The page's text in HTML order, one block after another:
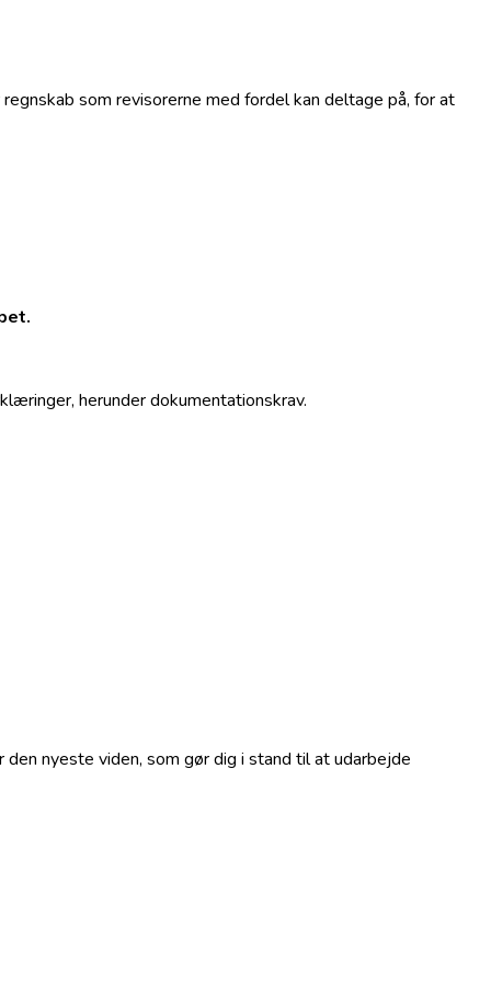
som revisorerne med fordel kan deltage på, for at
herunder dokumentationskrav.
nyeste viden, som gør dig i stand til at udarbejde